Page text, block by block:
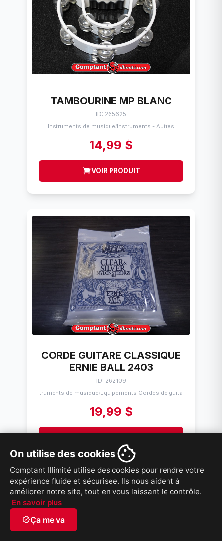
On utilise des cookies
Comptant Illimité utilise des cookies pour rendre votre
expérience fluide et sécurisée. Ils nous aident à
améliorer notre site, tout en vous laissant le contrôle.
En savoir plus
verifiedÇa me va
TAMBOURINE MP BLANC
ID: 265625
Instruments de musique/Instruments - Autres
14,99 $
VOIR PRODUIT
CORDE GUITARE CLASSIQUE
ERNIE BALL 2403
ID: 262109
Instruments de musique/Équipements Cordes de guitares
19,99 $